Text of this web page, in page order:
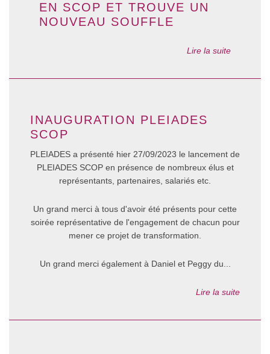
EN SCOP ET TROUVE UN
NOUVEAU SOUFFLE
Lire la suite
INAUGURATION PLEIADES
SCOP
PLEIADES a présenté hier 27/09/2023 le lancement de
PLEIADES SCOP en présence de nombreux élus et
représentants, partenaires, salariés etc.
Un grand merci à tous d'avoir été présents pour cette
soirée représentative de l'engagement de chacun pour
mener ce projet de transformation.
Un grand merci également à Daniel et Peggy du...
Lire la suite